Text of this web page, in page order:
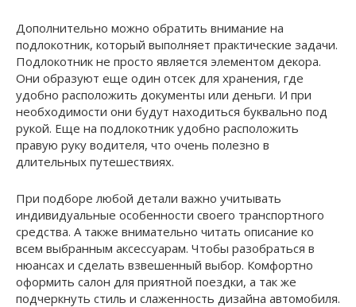
Дополнительно можно обратить внимание на
подлокотник, который выполняет практические задачи.
Подлокотник не просто является элементом декора.
Они образуют еще один отсек для хранения, где
удобно расположить документы или деньги. И при
необходимости они будут находиться буквально под
рукой. Еще на подлокотник удобно расположить
правую руку водителя, что очень полезно в
длительных путешествиях.
При подборе любой детали важно учитывать
индивидуальные особенности своего транспортного
средства. А также внимательно читать описание ко
всем выбранным аксессуарам. Чтобы разобраться в
нюансах и сделать взвешенный выбор. Комфортно
оформить салон для приятной поездки, а так же
подчеркнуть стиль и слаженность дизайна автомобиля.